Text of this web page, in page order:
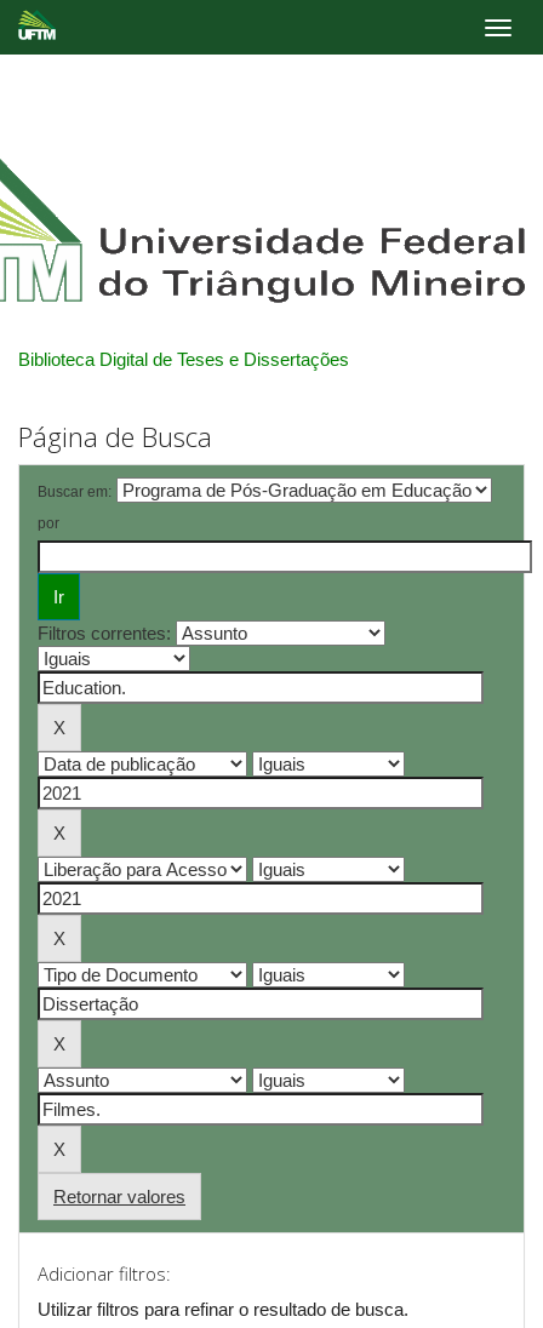
Biblioteca Digital de Teses e Dissertações
Página de Busca
Buscar em:
por
Filtros correntes:
Retornar valores
Adicionar filtros:
Utilizar filtros para refinar o resultado de busca.